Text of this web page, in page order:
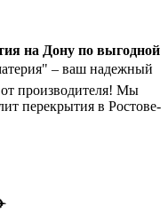
на Дону по выгодной
– ваш надежный
производителя! Мы
перекрытия в Ростове-